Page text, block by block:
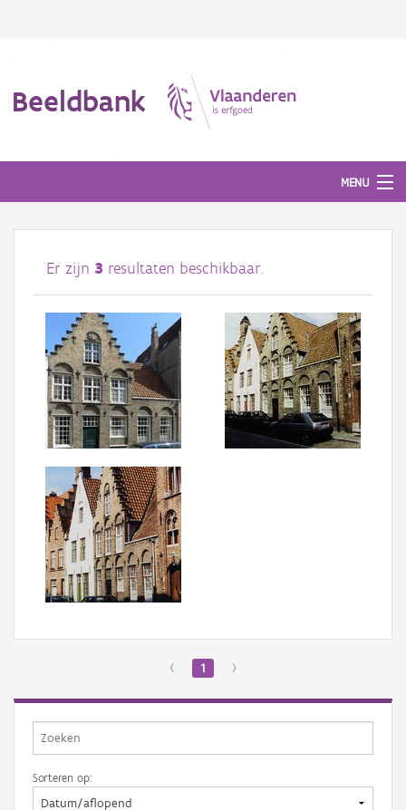
Beeldbank
MENU
Afbeeldingen
#BeeldIndeKijker
Hergebruik
Over ons
Aanmelden
Er zijn 3 resultaten beschikbaar.
‹ 1 ›
Sorteren op: